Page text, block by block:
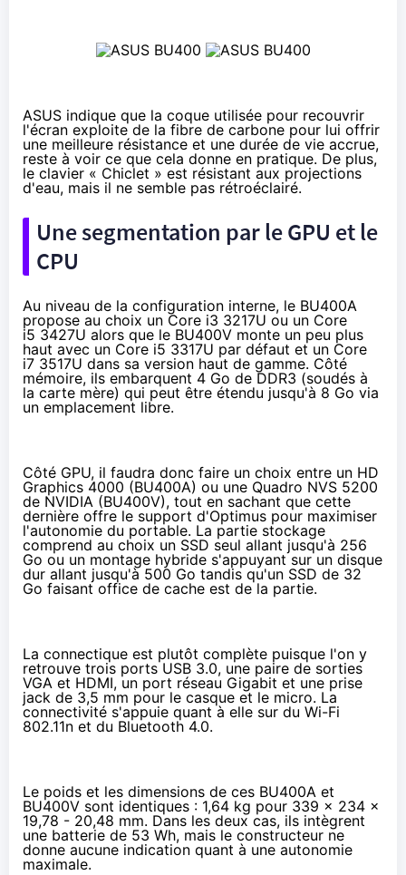
ASUS indique que la coque utilisée pour recouvrir
l'écran exploite de la fibre de carbone pour lui offrir
une meilleure résistance et une durée de vie accrue,
reste à voir ce que cela donne en pratique. De plus,
le clavier « Chiclet » est résistant aux projections
d'eau, mais il ne semble pas rétroéclairé.
Une segmentation par le GPU et le
CPU
Au niveau de la configuration interne, le BU400A
propose au choix un Core i3 3217U ou un Core
i5 3427U alors que le BU400V monte un peu plus
haut avec un Core i5 3317U par défaut et un Core
i7 3517U dans sa version haut de gamme. Côté
mémoire, ils embarquent 4 Go de DDR3 (soudés à
la carte mère) qui peut être étendu jusqu'à 8 Go via
un emplacement libre.
Côté GPU, il faudra donc faire un choix entre un HD
Graphics 4000 (BU400A) ou une Quadro NVS 5200
de NVIDIA (BU400V), tout en sachant que cette
dernière offre le support d'Optimus pour maximiser
l'autonomie du portable. La partie stockage
comprend au choix un SSD seul allant jusqu'à 256
Go ou un montage hybride s'appuyant sur un disque
dur allant jusqu'à 500 Go tandis qu'un SSD de 32
Go faisant office de cache est de la partie.
La connectique est plutôt complète puisque l'on y
retrouve trois ports USB 3.0, une paire de sorties
VGA et HDMI, un port réseau Gigabit et une prise
jack de 3,5 mm pour le casque et le micro. La
connectivité s'appuie quant à elle sur du Wi-Fi
802.11n et du Bluetooth 4.0.
Le poids et les dimensions de ces BU400A et
BU400V sont identiques : 1,64 kg pour 339 x 234 x
19,78 - 20,48 mm. Dans les deux cas, ils intègrent
une batterie de 53 Wh, mais le constructeur ne
donne aucune indication quant à une autonomie
maximale.